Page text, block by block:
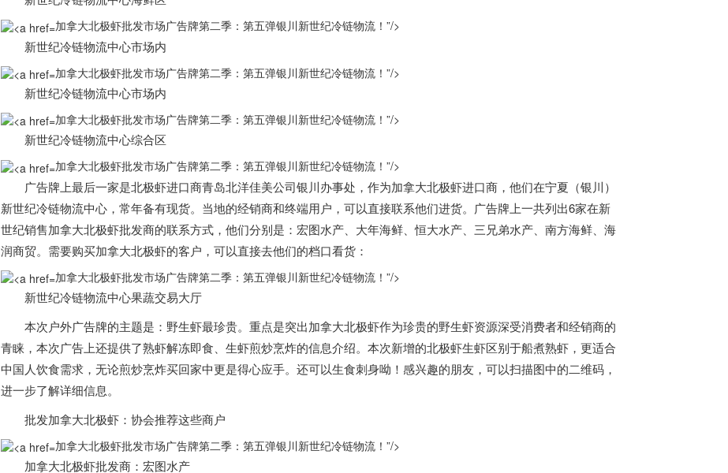
加拿大北极虾批发市场广告牌第二季：第五弹银川新世纪冷链物流！”/>
新世纪冷链物流中心市场内
加拿大北极虾批发市场广告牌第二季：第五弹银川新世纪冷链物流！”/>
新世纪冷链物流中心市场内
加拿大北极虾批发市场广告牌第二季：第五弹银川新世纪冷链物流！”/>
新世纪冷链物流中心综合区
加拿大北极虾批发市场广告牌第二季：第五弹银川新世纪冷链物流！”/>
广告牌上最后一家是北极虾进口商青岛北洋佳美公司银川办事处，作为加拿大北极虾进口商，他们在宁夏（银川）
新世纪冷链物流中心 ，常年备有现货。当地的经销商和终端用户，可以直接联系他们进货。广告牌上一共列出6家在新
世纪销售加拿大北极虾批发商的联系方式，他们分别是： 宏图水产、大年海鲜、恒大水产、三兄弟水产、南方海鲜、海
润商贸。需要购买加拿大北极虾的客户，可以直接去他们的档口看货：
加拿大北极虾批发市场广告牌第二季：第五弹银川新世纪冷链物流！”/>
新世纪冷链物流中心果蔬交易大厅
本次户外广告牌的主题是： 野生虾最珍贵。重点是突出加拿大北极虾作为珍贵的野生虾资源深受消费者和经销商的
青睐，本次广告上还提供了熟虾解冻即食、生虾煎炒烹炸的信息介绍。本次新增的北极虾生虾区别于船煮熟虾，更适合
中国人饮食需求，无论煎炒烹炸买回家中更是得心应手。还可以生食刺身呦！感兴趣的朋友，可以扫描图中的二维码，
进一步了解详细信息。
批发加拿大北极虾：协会推荐这些商户
加拿大北极虾批发市场广告牌第二季：第五弹银川新世纪冷链物流！”/>
加拿大北极虾批发商：宏图水产